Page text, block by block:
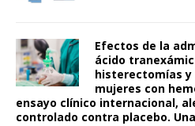
Efectos de la
ácido
histerectomías
mujeres con
ensayo clínico internacional,
controlado contra placebo.